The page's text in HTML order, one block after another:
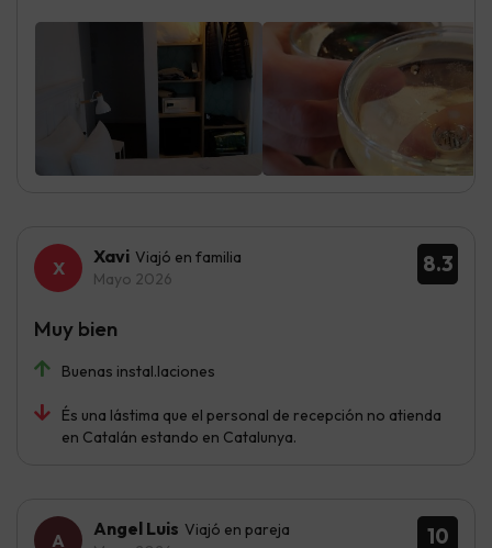
8.3
Xavi Viajó en familia
Mayo 2026
Buenas instal.laciones
És una lástima que el personal de recepción no atienda
en Catalán estando en Catalunya.
Muy bien
10
Angel Luis Viajó en pareja